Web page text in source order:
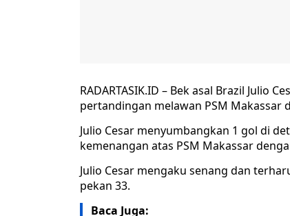
RADARTASIK.ID – Bek asal Brazil Julio
pertandingan melawan PSM Makassar
Julio Cesar menyumbangkan 1 gol di
kemenangan atas PSM Makassar
Julio Cesar mengaku senang dan
pekan 33.
Baca Juga: